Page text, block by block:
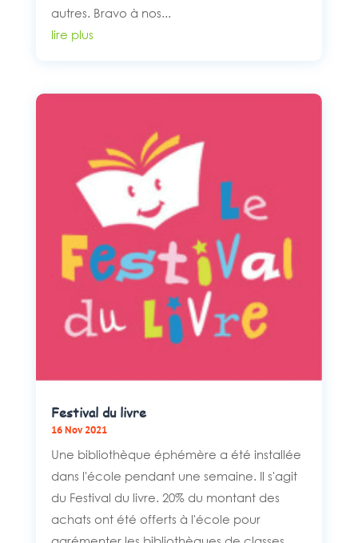
autres. Bravo à nos...
lire plus
Festival du livre
16 Nov 2021
Une bibliothèque éphémère a été installée
dans l'école pendant une semaine. Il s'agit
du Festival du livre. 20% du montant des
achats ont été offerts à l'école pour